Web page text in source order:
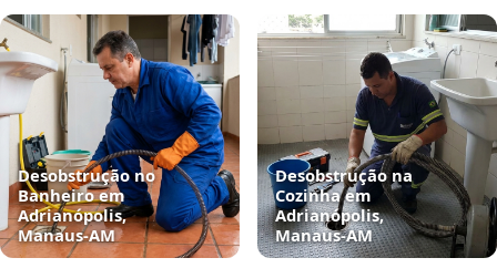
Desobstrução no
Banheiro em
Adrianópolis,
Manaus‑AM
Desobstrução na
Cozinha em
Adrianópolis,
Manaus‑AM